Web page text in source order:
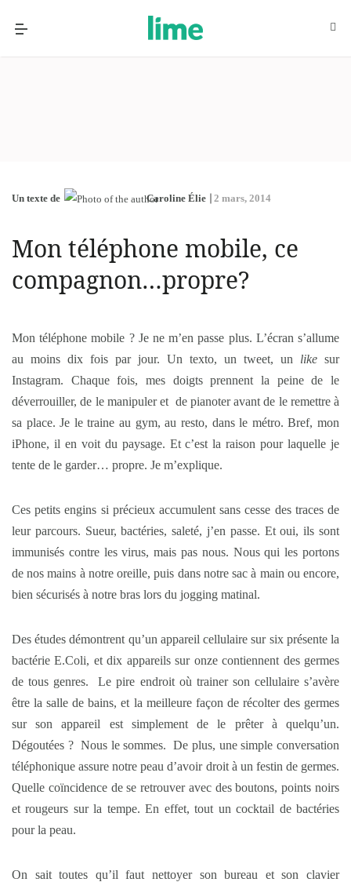
Un texte de Caroline Élie 2 mars, 2014
Mon téléphone mobile, ce
compagnon…propre?
Mon téléphone mobile ? Je ne m’en passe plus. L’écran s’allume
au moins dix fois par jour. Un texto, un tweet, un like sur
Instagram. Chaque fois, mes doigts prennent la peine de le
déverrouiller, de le manipuler et de pianoter avant de le remettre à
sa place. Je le traine au gym, au resto, dans le métro. Bref, mon
iPhone, il en voit du paysage. Et c’est la raison pour laquelle je
tente de le garder… propre. Je m’explique.
Ces petits engins si précieux accumulent sans cesse des traces de
leur parcours. Sueur, bactéries, saleté, j’en passe. Et oui, ils sont
immunisés contre les virus, mais pas nous. Nous qui les portons
de nos mains à notre oreille, puis dans notre sac à main ou encore,
bien sécurisés à notre bras lors du jogging matinal.
Des études démontrent qu’un appareil cellulaire sur six présente la
bactérie E.Coli, et dix appareils sur onze contiennent des germes
de tous genres. Le pire endroit où trainer son cellulaire s’avère
être la salle de bains, et la meilleure façon de récolter des germes
sur son appareil est simplement de le prêter à quelqu’un.
Dégoutées ? Nous le sommes. De plus, une simple conversation
téléphonique assure notre peau d’avoir droit à un festin de germes.
Quelle coïncidence de se retrouver avec des boutons, points noirs
et rougeurs sur la tempe. En effet, tout un cocktail de bactéries
pour la peau.
On sait toutes qu’il faut nettoyer son bureau et son clavier